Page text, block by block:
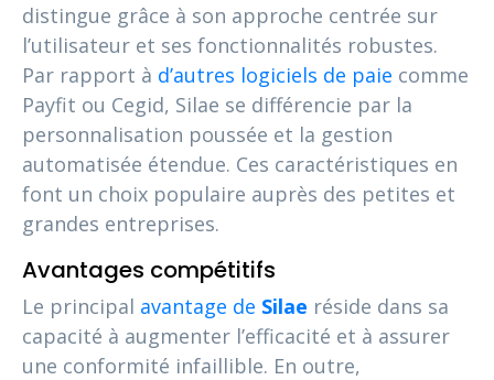
distingue grâce à son approche centrée sur
l’utilisateur et ses fonctionnalités robustes.
Par rapport à d’autres logiciels de paie comme
Payfit ou Cegid, Silae se différencie par la
personnalisation poussée et la gestion
automatisée étendue. Ces caractéristiques en
font un choix populaire auprès des petites et
grandes entreprises.
Avantages compétitifs
Le principal avantage de Silae réside dans sa
capacité à augmenter l’efficacité et à assurer
une conformité infaillible. En outre,